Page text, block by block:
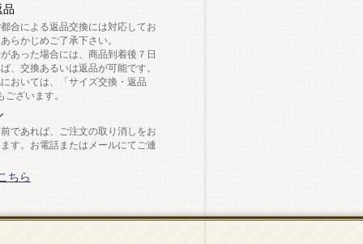
品
合による返品交換には対応してお
らかじめご了承下さい。
あった場合には、商品到着後７日
、交換あるいは返品が可能です。
おいては、「サイズ交換・返品
ございます。
であれば、ご注文の取り消しをお
す。お電話またはメールにてご連
ちら